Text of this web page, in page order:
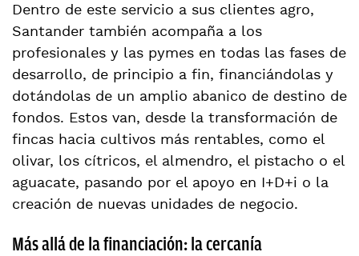
Dentro de este servicio a sus clientes agro,
Santander también acompaña a los
profesionales y las pymes en todas las fases de
desarrollo, de principio a fin, financiándolas y
dotándolas de un amplio abanico de destino de
fondos. Estos van, desde la transformación de
fincas hacia cultivos más rentables, como el
olivar, los cítricos, el almendro, el pistacho o el
aguacate, pasando por el apoyo en I+D+i o la
creación de nuevas unidades de negocio.
Más allá de la financiación: la cercanía